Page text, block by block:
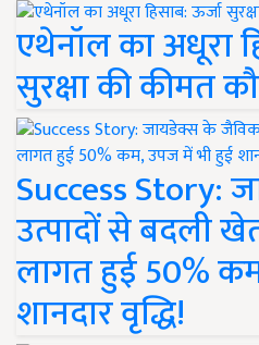
एथेनॉल का अधूरा
सुरक्षा की कीमत
Success Story:
उत्पादों से बदली
लागत हुई 50%
शानदार वृद्धि!